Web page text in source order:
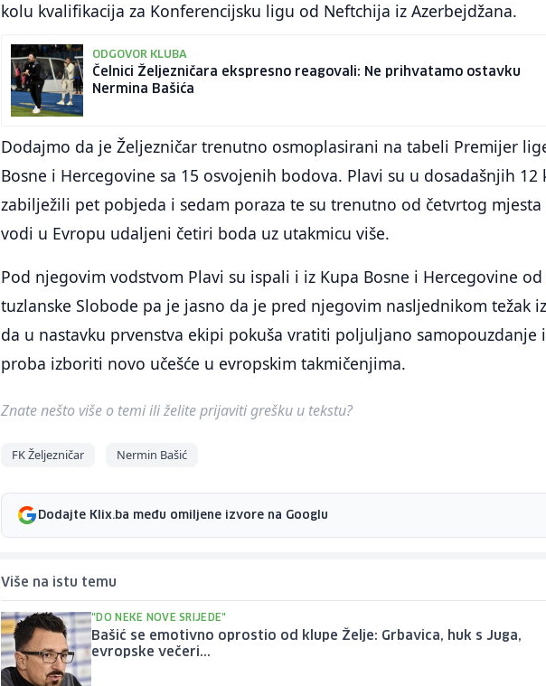
kolu kvalifikacija za Konferencijsku ligu od Neftchija iz Azerbejdžana.
ODGOVOR KLUBA
Čelnici Željezničara ekspresno reagovali: Ne prihvatamo ostavku
Nermina Bašića
Dodajmo da je Željezničar trenutno osmoplasirani na tabeli Premijer
Bosne i Hercegovine sa 15 osvojenih bodova. Plavi su u dosadašnjih 12
zabilježili pet pobjeda i sedam poraza te su trenutno od četvrtog mjesta
vodi u Evropu udaljeni četiri boda uz utakmicu više.
Pod njegovim vodstvom Plavi su ispali i iz Kupa Bosne i Hercegovine od
tuzlanske Slobode pa je jasno da je pred njegovim nasljednikom težak
da u nastavku prvenstva ekipi pokuša vratiti poljuljano samopouzdanje i
proba izboriti novo učešće u evropskim takmičenjima.
Znate nešto više o temi ili želite prijaviti grešku u tekstu?
FK Željezničar Nermin Bašić
Dodajte Klix.ba među omiljene izvore na Googlu
Više na istu temu
"DO NEKE NOVE SRIJEDE"
Bašić se emotivno oprostio od klupe Želje: Grbavica, huk s Juga,
evropske večeri...